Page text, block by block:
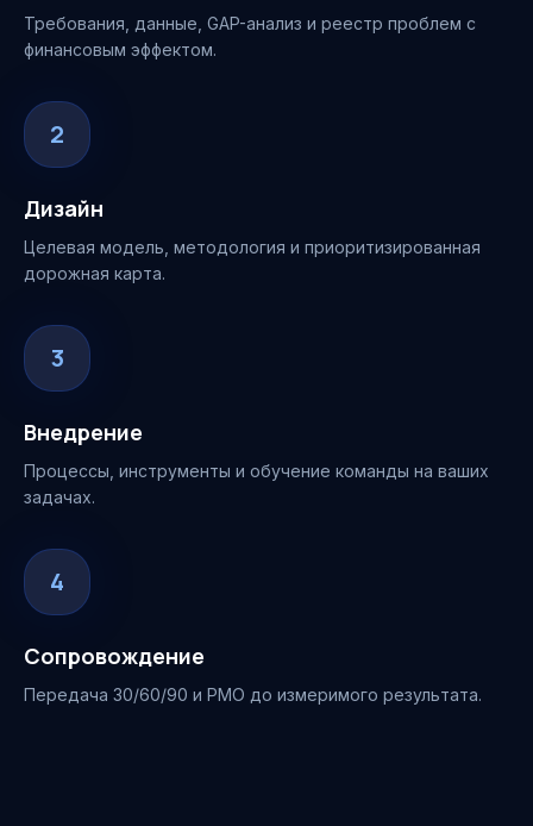
Требования, данные, GAP-анализ и реестр проблем с
финансовым эффектом.
2
Дизайн
Целевая модель, методология и приоритизированная
дорожная карта.
3
Внедрение
Процессы, инструменты и обучение команды на ваших
задачах.
4
Сопровождение
Передача 30/60/90 и PMO до измеримого результата.